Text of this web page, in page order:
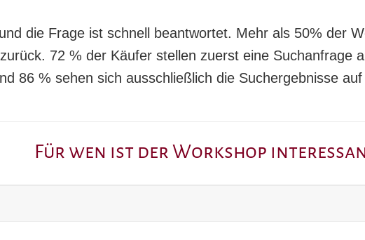
die Frage ist schnell beantwortet. Mehr als 50% der
72 % der Käufer stellen zuerst eine Suchanfrage
86 % sehen sich ausschließlich die Suchergebnisse
Für wen ist der Workshop